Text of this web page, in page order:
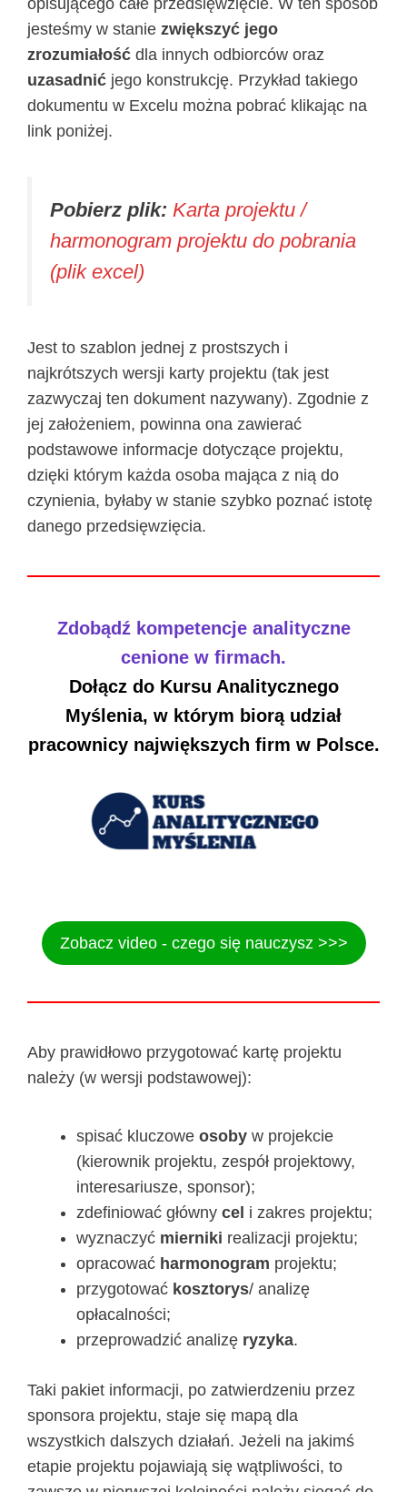
jesteśmy w stanie zwiększyć jego
zrozumiałość dla innych odbiorców oraz
uzasadnić jego konstrukcję. Przykład takiego
dokumentu w Excelu można pobrać klikając na
link poniżej.
Pobierz plik: Karta projektu /
harmonogram projektu do pobrania
(plik excel)
Jest to szablon jednej z prostszych i
najkrótszych wersji karty projektu (tak jest
zazwyczaj ten dokument nazywany). Zgodnie z
jej założeniem, powinna ona zawierać
podstawowe informacje dotyczące projektu,
dzięki którym każda osoba mająca z nią do
czynienia, byłaby w stanie szybko poznać istotę
danego przedsięwzięcia.
Zdobądź kompetencje analityczne
cenione w firmach.
Dołącz do Kursu Analitycznego
Myślenia, w którym biorą udział
pracownicy największych firm w Polsce.
Zobacz video - czego się nauczysz >>>
Aby prawidłowo przygotować kartę projektu
należy (w wersji podstawowej):
spisać kluczowe osoby w projekcie
(kierownik projektu, zespół projektowy,
interesariusze, sponsor);
zdefiniować główny cel i zakres projektu;
wyznaczyć mierniki realizacji projektu;
opracować harmonogram projektu;
przygotować kosztorys/ analizę
opłacalności;
przeprowadzić analizę ryzyka.
Taki pakiet informacji, po zatwierdzeniu przez
sponsora projektu, staje się mapą dla
wszystkich dalszych działań. Jeżeli na jakimś
etapie projektu pojawiają się wątpliwości, to